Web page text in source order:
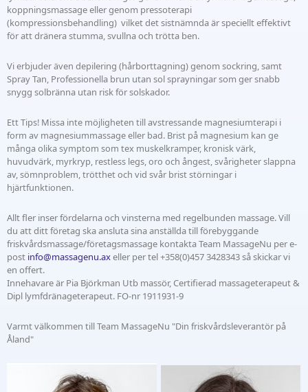
koppningsmassageeller genom pressoterapi
(kompressionsbehandling) vilket det sistnämnda är speciellt effektivt
för att dränera stumma, svullna och trötta ben.
Vi erbjuder även depilering (hårborttagning) genom sockring, samt
Spray Tan, Professionella brun utan sol sprayningar som ger snabb
snygg solbränna utan risk för solskador.
Ett Tips! Missa inte möjligheten till avstressande magnesiumterapi i
form av magnesiummassage eller bad. Brist på magnesium kan ge
många olika symptom som tex muskelkramper, kronisk värk,
huvudvärk, myrkryp, restless legs, oro och ångest, svårigheter slappna
av, sömnproblem, trötthet och vid svår brist störningar i
hjärtfunktionen.
Allt fler inser fördelarna och vinsterna med regelbunden massage. Vill
du att ditt företag ska ansluta sina anställda till förebyggande
friskvårdsmassage/företagsmassage kontakta Team MassageNu per e-
post info@massagenu.axeller per tel +358(0)457 3428343 så skickar vi
en offert.
Innehavare är Pia Björkman Utb massör, Certifierad massageterapeut &
Dipl lymfdränageterapeut. FO-nr 1911931-9
Varmt välkommen till Team MassageNu "Din friskvårdsleverantör på
Åland"